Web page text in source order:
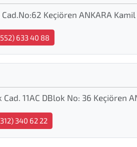
Keçiören ANKARA Kamil
633 40 88
11AC DBlok No: 36 Keçiören
340 62 22